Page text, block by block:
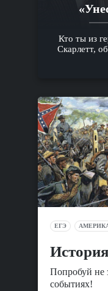
Кто ты из
Скарлетт,
ЕГЭ
Попробуй не
событиях!